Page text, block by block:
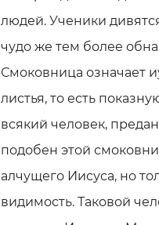
людей. Ученики
чудо же тем более
Смоковница означает
листья, то есть
всякий человек,
подобен этой
алчущего Иисуса, но
видимость. Таковой